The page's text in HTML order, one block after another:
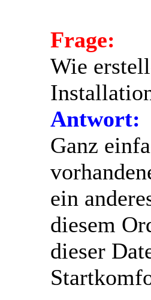
Frage:
Wie
Antwort:
Ganz
ein
diesem
dieser